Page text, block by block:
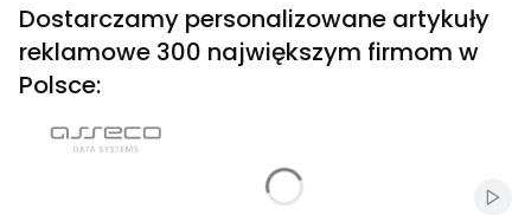
Dostarczamy personalizowane artykuły
reklamowe 300 największym firmom w
Polsce: